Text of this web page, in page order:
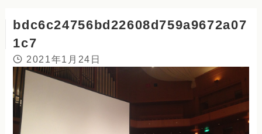
bdc6c24756bd22608d759a9672a07
1c7
2021年1月24日